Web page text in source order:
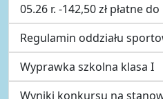
05.26 r. -142,50 zł płatne
Regulamin oddziału
Wyprawka szkolna klasa I
Wyniki konkursu na